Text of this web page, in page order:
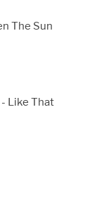
The Sun
Like That